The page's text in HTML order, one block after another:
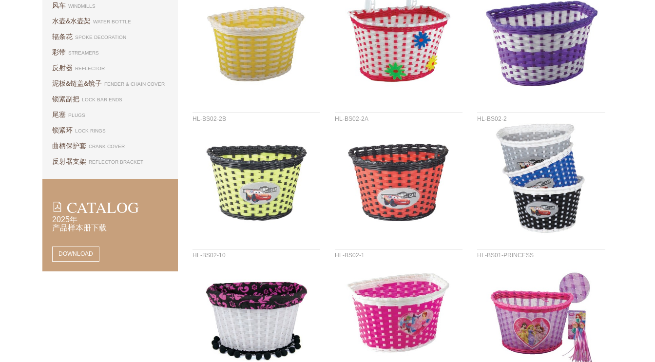
风车 WINDMILLS
水壶&水壶架 WATER BOTTLE
辐条花 SPOKE DECORATION
彩带 STREAMERS
反射器 REFLECTOR
泥板&链盖&镜子 FENDER & CHAIN COVER
锁紧副把 LOCK BAR ENDS
尾塞 PLUGS
锁紧环 LOCK RINGS
曲柄保护套 CRANK COVER
反射器支架 REFLECTOR BRACKET
CATALOG
2025年
产品样本册下载
DOWNLOAD
HL-BS02-2B
HL-BS02-2A
HL-BS02-2
材料 :PP&PVC
HL-BS02-10
HL-BS02-1
HL-BS01-PRINCESS